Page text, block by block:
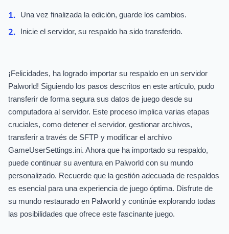
Una vez finalizada la edición, guarde los cambios.
Inicie el servidor, su respaldo ha sido transferido.
¡Felicidades, ha logrado importar su respaldo en un servidor
Palworld! Siguiendo los pasos descritos en este artículo, pudo
transferir de forma segura sus datos de juego desde su
computadora al servidor. Este proceso implica varias etapas
cruciales, como detener el servidor, gestionar archivos,
transferir a través de SFTP y modificar el archivo
GameUserSettings.ini. Ahora que ha importado su respaldo,
puede continuar su aventura en Palworld con su mundo
personalizado. Recuerde que la gestión adecuada de respaldos
es esencial para una experiencia de juego óptima. Disfrute de
su mundo restaurado en Palworld y continúe explorando todas
las posibilidades que ofrece este fascinante juego.